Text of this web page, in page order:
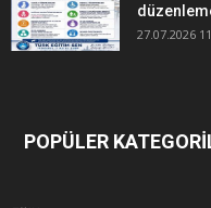
27.07.2026
POPÜLER